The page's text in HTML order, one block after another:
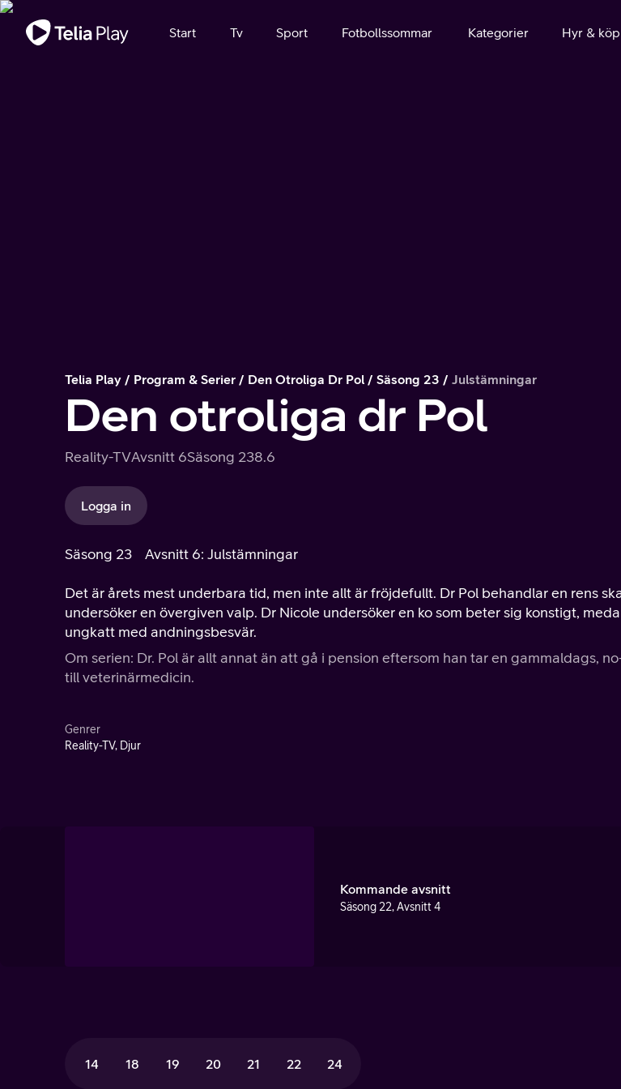
Viktigt meddelande
Start Tv Sport Fotbollssommar Kategorier Hyr & köp
Telia Play Program & Serier Den Otroliga Dr Pol Säsong 23 Julstämningar
Den otroliga dr Pol
Reality-TVAvsnitt 6Säsong 238.6
Logga in
Säsong 23 Avsnitt 6: Julstämningar
Det är årets mest underbara tid, men inte allt är fröjdefullt. Dr Pol behandlar en rens
undersöker en övergiven valp. Dr Nicole undersöker en ko som beter sig konstigt,
ungkatt med andningsbesvär.
Om serien: Dr. Pol är allt annat än att gå i pension eftersom han tar en gammaldags,
till veterinärmedicin.
Genrer
Reality-TV, Djur
Kommande avsnitt
Säsong 22, Avsnitt 4
14 18 19 20 21 22 24